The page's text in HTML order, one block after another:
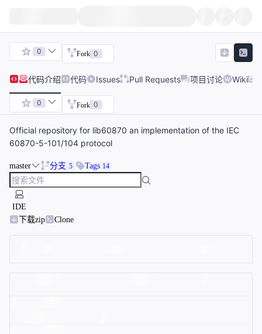
0 Fork 0
代码介绍 代码 Issues Pull Requests 项目讨论 Wiki
0 Fork 0
Official repository for lib60870 an implementation of the IEC
60870-5-101/104 protocol
master 分支 5 Tags 14
IDE
下载zip
Clone